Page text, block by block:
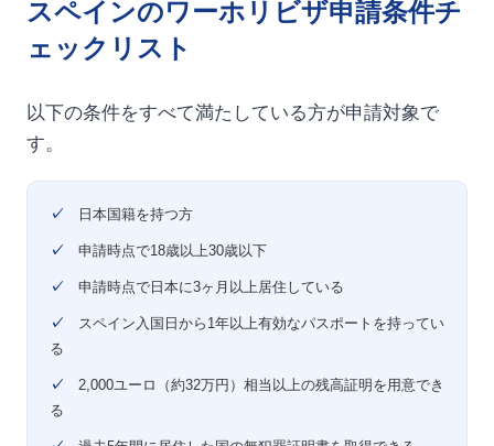
スペインのワーホリビザ申請条件チ
ェックリスト
以下の条件をすべて満たしている方が申請対象で
す。
✓ 日本国籍を持つ方
✓ 申請時点で18歳以上30歳以下
✓ 申請時点で日本に3ヶ月以上居住している
✓ スペイン入国日から1年以上有効なパスポートを持ってい
る
✓ 2,000ユーロ（約32万円）相当以上の残高証明を用意でき
る